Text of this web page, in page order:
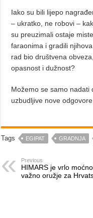
Iako su bili lijepo
– ukratko, ne robovi –
su preuzimali ostaje
faraonima i gradili
rad bio društvena
opasnost i dužnost?
Možemo se samo nadati
uzbudljive nove odgovore.
Tags EGIPAT GRADNJA
Previous
HIMARS je vrlo
važno oružje za